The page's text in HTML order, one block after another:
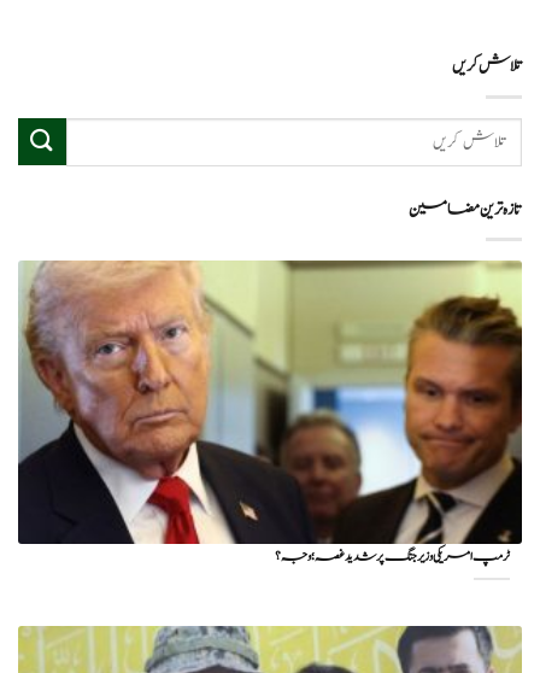
تلاش کریں
تازہ ترین مضامین
ٹرمپ امریکی وزیر جنگ پر شدید غصہ؛ وجہ ؟